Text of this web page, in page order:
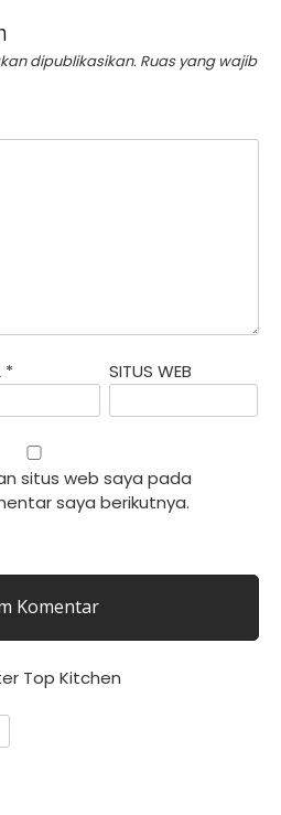
dipublikasikan. Ruas yang wajib
* SITUS WEB
situs web saya pada
saya berikutnya.
Top Kitchen